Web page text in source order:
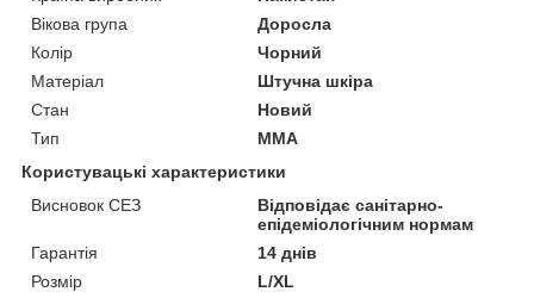
Вікова група
Доросла
Колір
Чорний
Матеріал
Штучна шкіра
Стан
Новий
Тип
MMA
Користувацькі характеристики
Висновок СЕЗ
Відповідає санітарно-
епідеміологічним нормам
Гарантія
14 днів
Розмір
L/XL